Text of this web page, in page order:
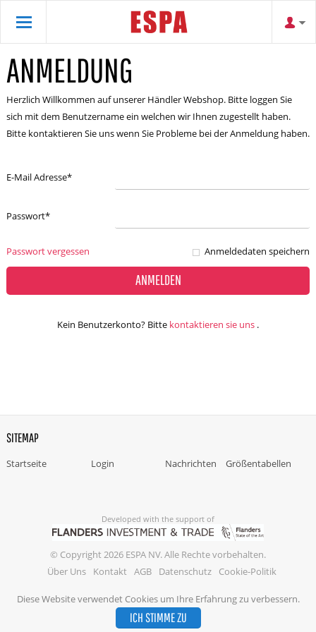
Diese Website verwendet Cookies um Ihre Erfahrung zu verbessern.
ICH STIMME ZU
ANMELDUNG
Herzlich Willkommen auf unserer Händler Webshop. Bitte loggen Sie
sich mit dem Benutzername ein welchen wir Ihnen zugestellt haben.
Bitte kontaktieren Sie uns wenn Sie Probleme bei der Anmeldung haben.
E-Mail Adresse*
Passwort*
Passwort vergessen Anmeldedaten speichern
ANMELDEN
Kein Benutzerkonto? Bitte kontaktieren sie uns .
SITEMAP
Startseite Login Nachrichten Größentabellen
Developed with the support of
© Copyright 2026 ESPA NV. Alle Rechte vorbehalten.
Über Uns
Kontakt AGB Datenschutz Cookie-Politik